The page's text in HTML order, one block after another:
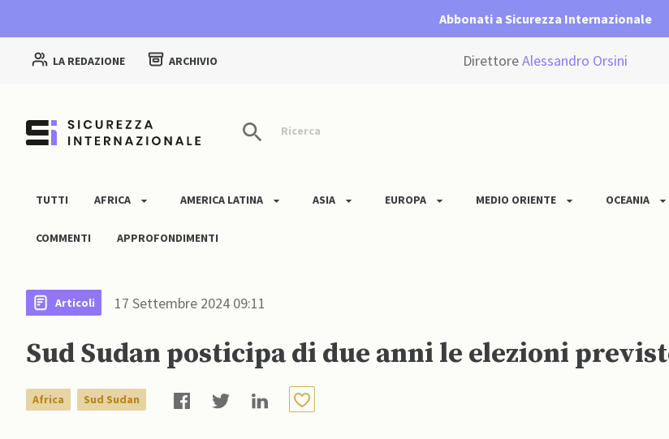
Abbonati a Sicurezza Internazionale
LA REDAZIONE ARCHIVIO DirettoreAlessandro Orsini
Ricerca
TUTTI AFRICA AMERICA LATINA ASIA EUROPA MEDIO ORIENTE OCEANIA
COMMENTI APPROFONDIMENTI
Articoli 17 Settembre 2024 09:11
Sud Sudan posticipa di due anni le elezioni
Africa Sud Sudan